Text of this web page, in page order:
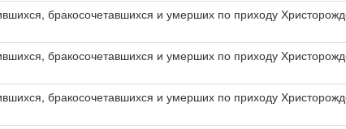
бракосочетавшихся и умерших по приходу
бракосочетавшихся и умерших по приходу
бракосочетавшихся и умерших по приходу